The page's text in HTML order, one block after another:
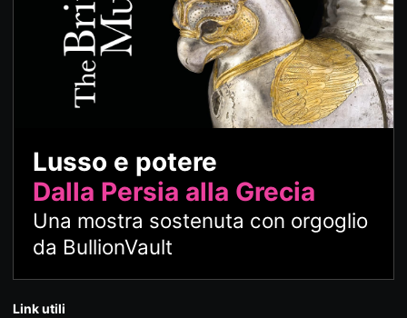
Lusso e potere
Dalla Persia alla Grecia
Una mostra sostenuta con orgoglio
da BullionVault
Link utili